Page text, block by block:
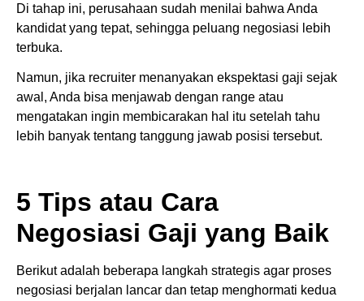
Di tahap ini, perusahaan sudah menilai bahwa Anda
kandidat yang tepat, sehingga peluang negosiasi lebih
terbuka.
Namun, jika recruiter menanyakan ekspektasi gaji sejak
awal, Anda bisa menjawab dengan range atau
mengatakan ingin membicarakan hal itu setelah tahu
lebih banyak tentang tanggung jawab posisi tersebut.
5 Tips atau Cara
Negosiasi Gaji yang Baik
Berikut adalah beberapa langkah strategis agar proses
negosiasi berjalan lancar dan tetap menghormati kedua